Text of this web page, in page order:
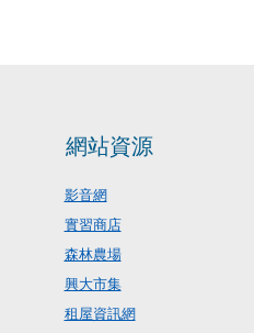
網站資源
影音網
實習商店
森林農場
興大市集
租屋資訊網